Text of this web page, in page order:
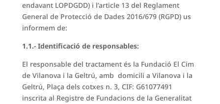
endavant LOPDGDD) i l’article 13 del Reglament
General de Protecció de Dades 2016/679 (RGPD) us
informem de:
1.1.- Identificació de responsables:
El responsable del tractament és la Fundació El Cim
de Vilanova i la Geltrú, amb domicili a Vilanova i la
Geltrú, Plaça dels cotxes n. 3, CIF: G61077491
inscrita al Registre de Fundacions de la Generalitat